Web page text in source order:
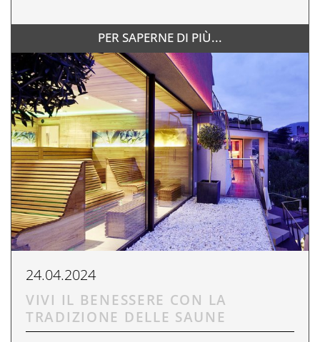
PER SAPERNE DI PIÙ...
24.04.2024
VIVI IL BENESSERE CON LA
TRADIZIONE DELLE SAUNE